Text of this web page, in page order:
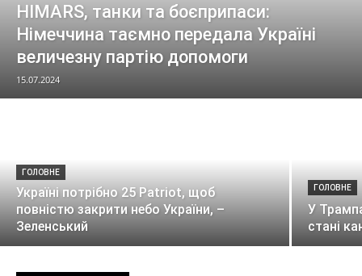
HIMARS, танки та боєприпаси:
Німеччина таємно передала Україні
величезну партію допомоги
15.07.2024
ГОЛОВНЕ
Україні потрібно 25 Patriot, щоб
повністю закрити небо України, –
Зеленський
ГОЛОВНЕ
У
стані